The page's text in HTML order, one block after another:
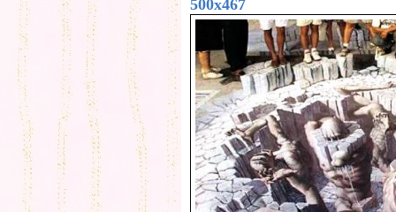
500x467